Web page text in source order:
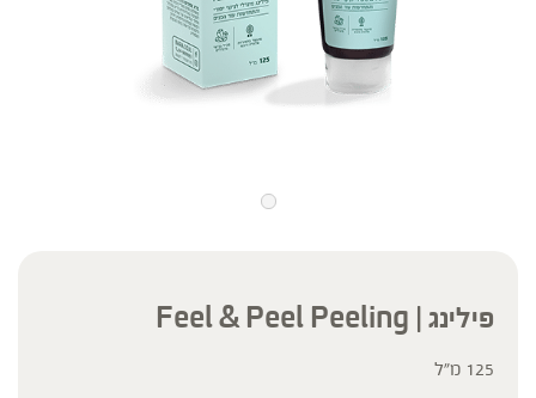
פילינג | Feel & Peel Peeling
125 מ"ל